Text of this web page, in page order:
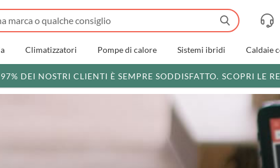
Climatizzatori Pompe di calore Sistemi ibridi Caldaie
DEI NOSTRI CLIENTI È SEMPRE SODDISFATTO. SCOPRI LE